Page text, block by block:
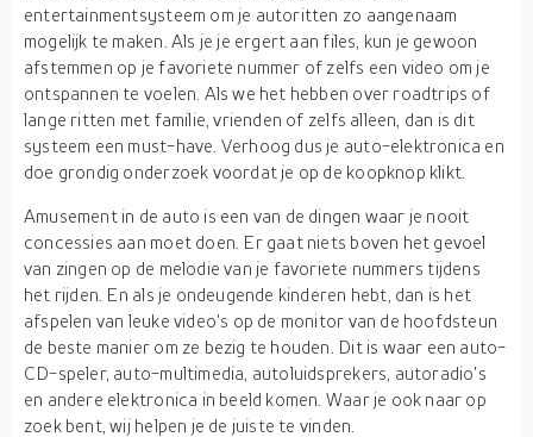
entertainmentsysteem om je autoritten zo aangenaam
mogelijk te maken. Als je je ergert aan files, kun je gewoon
afstemmen op je favoriete nummer of zelfs een video om je
ontspannen te voelen. Als we het hebben over roadtrips of
lange ritten met familie, vrienden of zelfs alleen, dan is dit
systeem een must-have. Verhoog dus je auto-elektronica en
doe grondig onderzoek voordat je op de koopknop klikt.
Amusement in de auto is een van de dingen waar je nooit
concessies aan moet doen. Er gaat niets boven het gevoel
van zingen op de melodie van je favoriete nummers tijdens
het rijden. En als je ondeugende kinderen hebt, dan is het
afspelen van leuke video's op de monitor van de hoofdsteun
de beste manier om ze bezig te houden. Dit is waar een auto-
CD-speler, auto-multimedia, autoluidsprekers, autoradio's
en andere elektronica in beeld komen. Waar je ook naar op
zoek bent, wij helpen je de juiste te vinden.